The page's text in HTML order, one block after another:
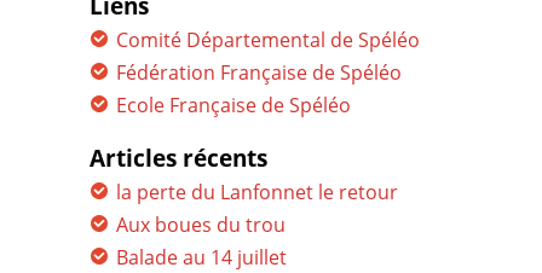
Comité Départemental de Spéléo
Fédération Française de Spéléo
Ecole Française de Spéléo
Articles récents
la perte du Lanfonnet le retour
Aux boues du trou
Balade au 14 juillet